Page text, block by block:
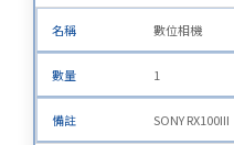
數位相機
1
SONY RX100III